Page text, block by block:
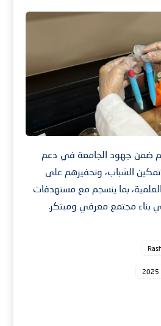
ضمن جهود الجامعة في دعم
الشباب، وتحفيزهم على
بما ينسجم مع مستهدفات